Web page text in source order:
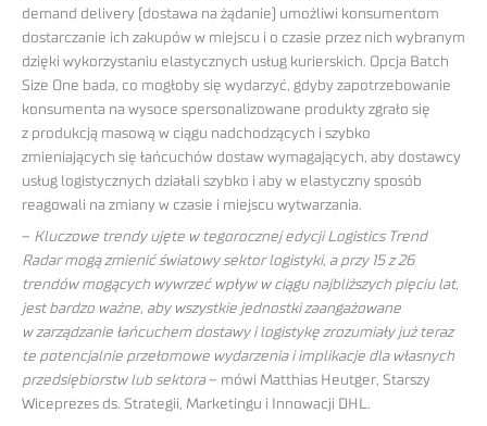
demand delivery (dostawa na żądanie) umożliwi konsumentom
dostarczanie ich zakupów w miejscu i o czasie przez nich wybranym
dzięki wykorzystaniu elastycznych usług kurierskich. Opcja Batch
Size One bada, co mogłoby się wydarzyć, gdyby zapotrzebowanie
konsumenta na wysoce spersonalizowane produkty zgrało się
z produkcją masową w ciągu nadchodzących i szybko
zmieniających się łańcuchów dostaw wymagających, aby dostawcy
usług logistycznych działali szybko i aby w elastyczny sposób
reagowali na zmiany w czasie i miejscu wytwarzania.
– Kluczowe trendy ujęte w tegorocznej edycji Logistics Trend
Radar mogą zmienić światowy sektor logistyki, a przy 15 z 26
trendów mogących wywrzeć wpływ w ciągu najbliższych pięciu lat,
jest bardzo ważne, aby wszystkie jednostki zaangażowane
w zarządzanie łańcuchem dostawy i logistykę zrozumiały już teraz
te potencjalnie przełomowe wydarzenia i implikacje dla własnych
przedsiębiorstw lub sektora– mówi Matthias Heutger, Starszy
Wiceprezes ds. Strategii, Marketingu i Innowacji DHL.